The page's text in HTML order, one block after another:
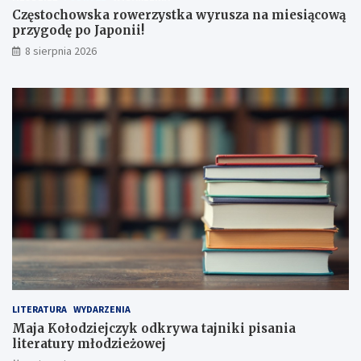
k
a
w
y
u
s
m
e
s
i
ą
c
o
w
ą
p
r
w
a
t
a
n
i
n
i
a
l
i
t
e
r
a
t
Częstochowska rowerzystka wyrusza na miesiącową
przygodę po Japonii!
8 sierpnia 2026
LITERATURA WYDARZENIA
Maja Kołodziejczyk odkrywa tajniki pisania
literatury młodzieżowej